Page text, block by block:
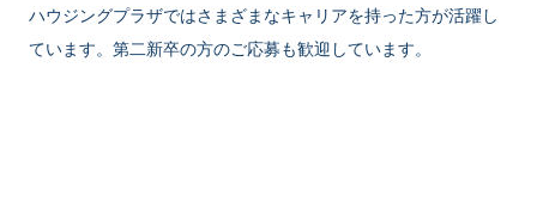
ハウジングプラザではさまざまなキャリアを持った方が活躍し
ています。第二新卒の方のご応募も歓迎しています。